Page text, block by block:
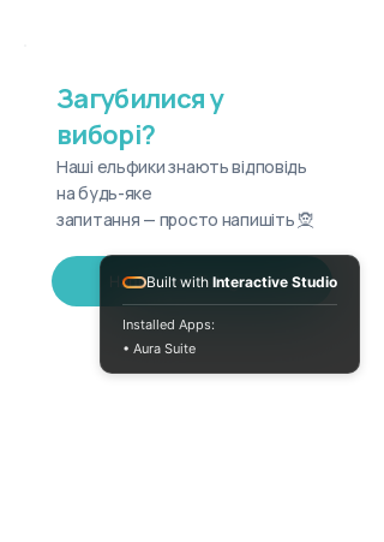
Загубилися у
виборі?
Наші ельфики знають відповідь
на будь-яке
запитання — просто напишіть 🧝
Написати в Telegram
Built with Interactive Studio
Installed Apps:
• Aura Suite